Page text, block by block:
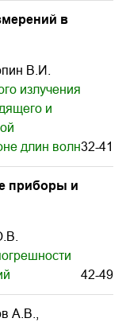
в
В.И.
излучения
и
длин волн32-41
приборы и
42-49
А.В.,